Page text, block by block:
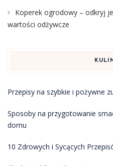
Koperek ogrodowy – odkryj
wartości odżywcze
Przepisy na szybkie i pożywne
Sposoby na przygotowanie
domu
10 Zdrowych i Sycących